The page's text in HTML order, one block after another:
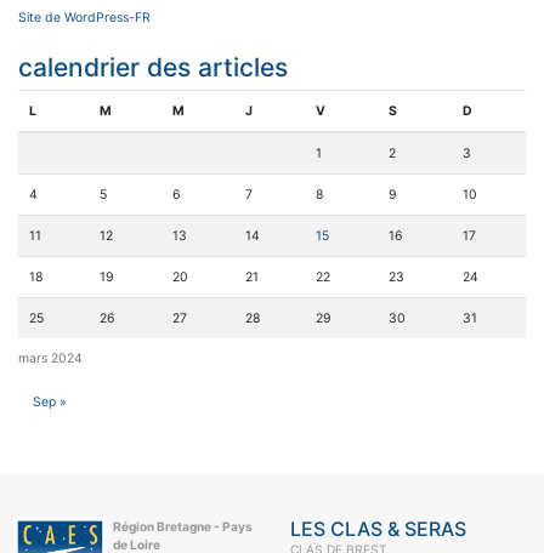
Site de WordPress-FR
calendrier des articles
mars 2024
L M M J V S D
1 2 3
4 5 6 7 8 9 10
11 12 13 14 15 16 17
18 19 20 21 22 23 24
25 26 27 28 29 30 31
Sep »
Région Bretagne - Pays
de Loire
LES CLAS & SERAS
CLAS DE BREST